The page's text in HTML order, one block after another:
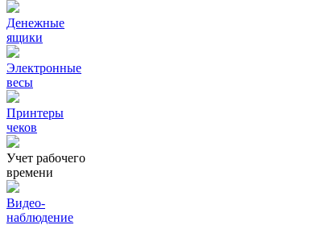
Денежные
ящики
Электронные
весы
Принтеры
чеков
Учет рабочего
времени
Видео‑
наблюдение